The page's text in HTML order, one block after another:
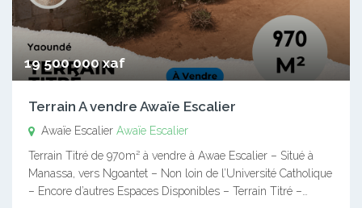
19 500 000 xaf
Terrain A vendre Awaïe Escalier
Awaïe Escalier Awaïe Escalier
Terrain Titré de 970m² à vendre à Awae Escalier – Situé à
Manassa, vers Ngoantet – Non loin de l’Université Catholique
– Encore d’autres Espaces Disponibles – Terrain Titré –…